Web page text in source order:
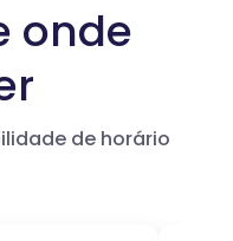
onde
de horário